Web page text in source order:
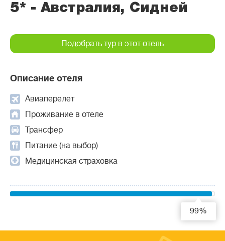
5* - Австралия, Сидней
Описание отеля
Авиаперелет
Проживание в отеле
Трансфер
Питание (на выбор)
Медицинская страховка
Подобрать тур в этот отель
99%